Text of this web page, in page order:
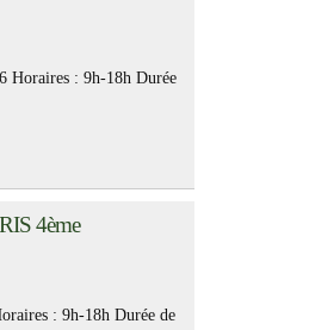
Horaires : 9h-18h Durée
4ème
: 9h-18h Durée de